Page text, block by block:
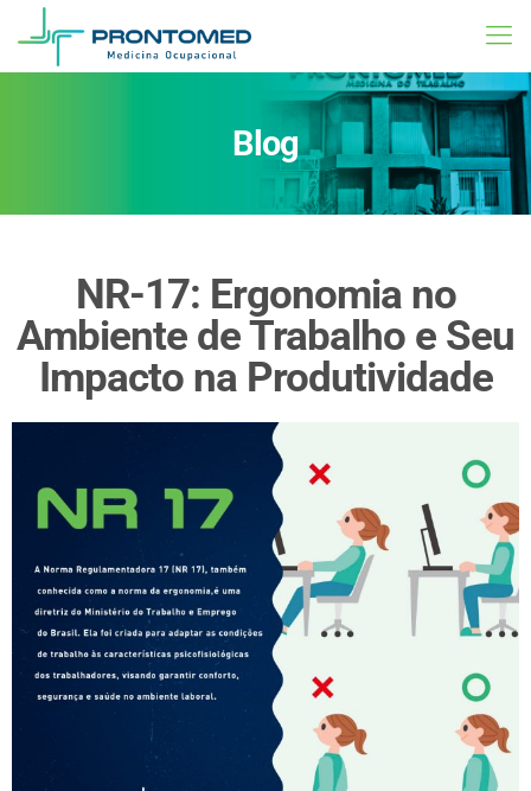
Blog
NR-17: Ergonomia no
Ambiente de Trabalho e Seu
Impacto na Produtividade